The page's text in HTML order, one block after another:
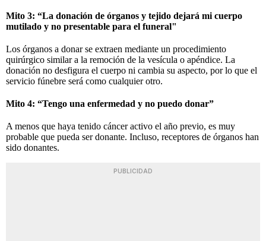
Mito 3: “La donación de órganos y tejido dejará mi cuerpo
mutilado y no presentable para el funeral"
Los órganos a donar se extraen mediante un procedimiento
quirúrgico similar a la remoción de la vesícula o apéndice. La
donación no desfigura el cuerpo ni cambia su aspecto, por lo que el
servicio fúnebre será como cualquier otro.
Mito 4: “Tengo una enfermedad y no puedo donar”
A menos que haya tenido cáncer activo el año previo, es muy
probable que pueda ser donante. Incluso, receptores de órganos han
sido donantes.
PUBLICIDAD